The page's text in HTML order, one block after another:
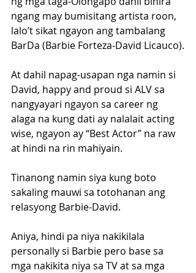
ngang may bumisitang artista roon,
lalo’t sikat ngayon ang tambalang
BarDa (Barbie Forteza-David Licauco).
At dahil napag-usapan nga namin si
David, happy and proud si ALV sa
nangyayari ngayon sa career ng
alaga na kung dati ay nalalait acting
wise, ngayon ay “Best Actor” na raw
at hindi na rin mahiyain.
Tinanong namin siya kung boto
sakaling mauwi sa totohanan ang
relasyong Barbie-David.
Aniya, hindi pa niya nakikilala
personally si Barbie pero base sa
mga nakikita niya sa TV at sa mga